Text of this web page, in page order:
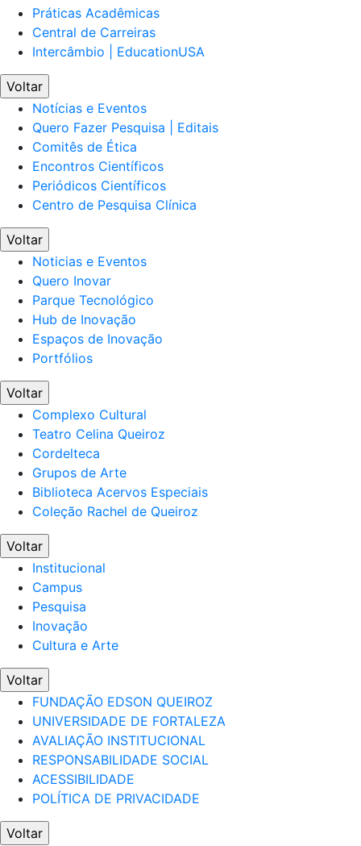
Práticas Acadêmicas
Central de Carreiras
Intercâmbio | EducationUSA
Voltar
Notícias e Eventos
Quero Fazer Pesquisa | Editais
Comitês de Ética
Encontros Científicos
Periódicos Científicos
Centro de Pesquisa Clínica
Voltar
Noticias e Eventos
Quero Inovar
Parque Tecnológico
Hub de Inovação
Espaços de Inovação
Portfólios
Voltar
Complexo Cultural
Teatro Celina Queiroz
Cordelteca
Grupos de Arte
Biblioteca Acervos Especiais
Coleção Rachel de Queiroz
Voltar
Institucional
Campus
Pesquisa
Inovação
Cultura e Arte
Voltar
FUNDAÇÃO EDSON QUEIROZ
UNIVERSIDADE DE FORTALEZA
AVALIAÇÃO INSTITUCIONAL
RESPONSABILIDADE SOCIAL
ACESSIBILIDADE
POLÍTICA DE PRIVACIDADE
Voltar